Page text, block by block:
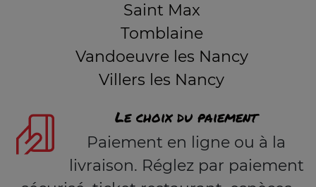
Saint Max
Tomblaine
Vandoeuvre les Nancy
Villers les Nancy
Le choix du paiement
Paiement en ligne ou à la
livraison. Réglez par paiement